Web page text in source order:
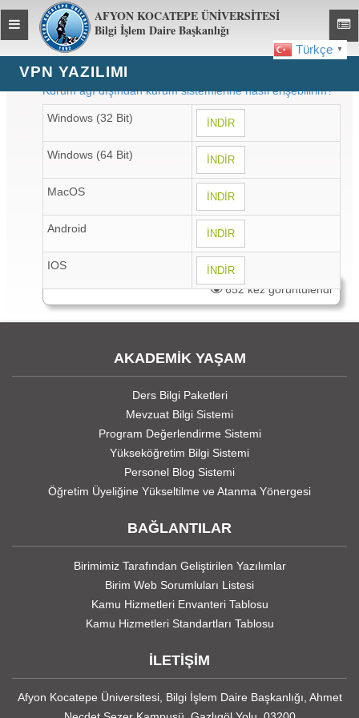
AFYON KOCATEPE ÜNİVERSİTESİ
Bilgi İşlem Daire Başkanlığı
Toggle
global
navigation
Türkçe ▼
VPN YAZILIMI
Kurum ağı dışından kurum sistemlerine nasıl erişebilirim?
Windows (32 Bit) İNDİR
Windows (64 Bit) İNDİR
MacOS İNDİR
Android İNDİR
IOS İNDİR
652 kez görüntülendi
AKADEMİK YAŞAM
Ders Bilgi Paketleri
Mevzuat Bilgi Sistemi
Program Değerlendirme Sistemi
Yükseköğretim Bilgi Sistemi
Personel Blog Sistemi
Öğretim Üyeliğine Yükseltilme ve Atanma Yönergesi
BAĞLANTILAR
Birimimiz Tarafından Geliştirilen Yazılımlar
Birim Web Sorumluları Listesi
Kamu Hizmetleri Envanteri Tablosu
Kamu Hizmetleri Standartları Tablosu
İLETİŞİM
Afyon Kocatepe Üniversitesi, Bilgi İşlem Daire Başkanlığı, Ahmet